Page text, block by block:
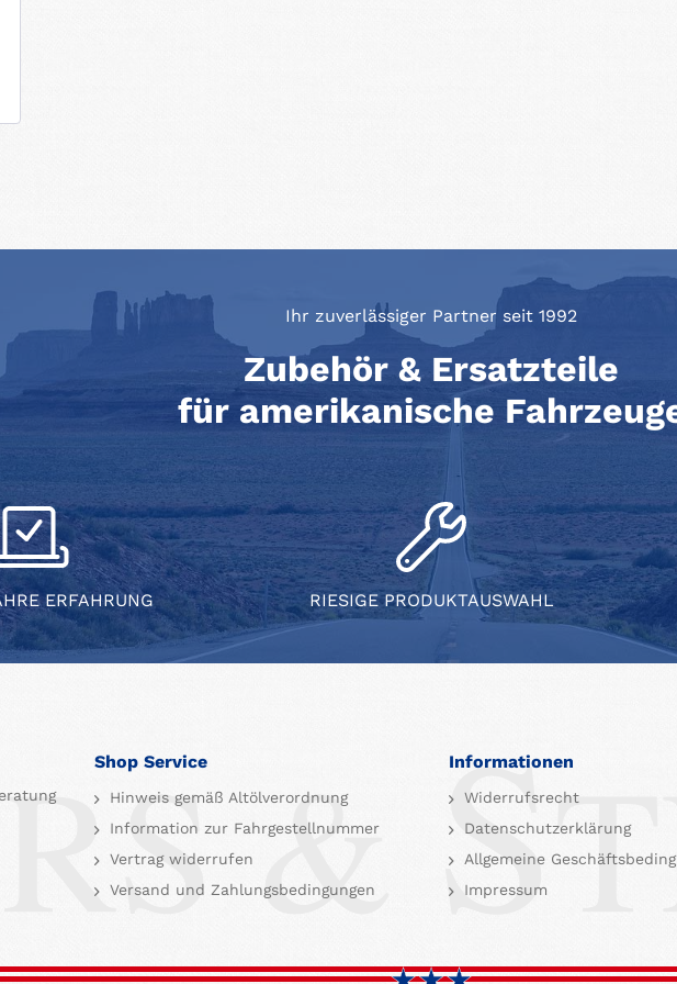
Ihr zuverlässiger Partner seit 1992
Zubehör & Ersatzteile
für amerikanische
ERFAHRUNG RIESIGE PRODUKTAUSWAHL
Shop Service
Hinweis gemäß Altölverordnung
Information zur Fahrgestellnummer
Vertrag widerrufen
Versand und Zahlungsbedingungen
Informationen
Widerrufsrecht
Datenschutzerklärung
Allgemeine
Impressum